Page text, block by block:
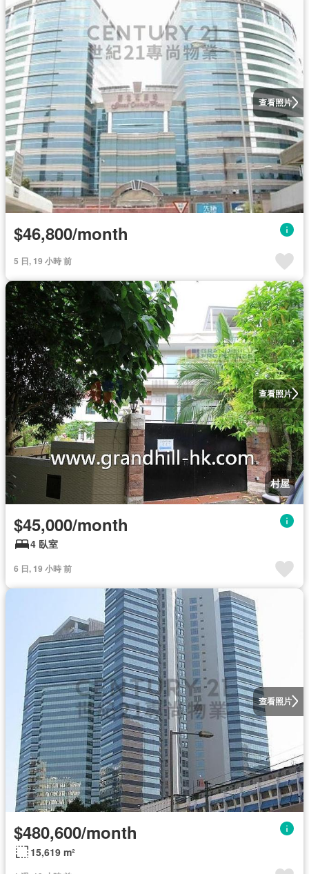
查看照片
$46,800/month
5 日, 19 小時 前
查看照片
村屋
$45,000/month
4 臥室
6 日, 19 小時 前
查看照片
$480,600/month
15,619 m²